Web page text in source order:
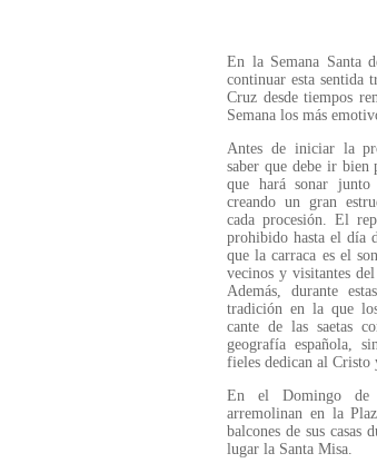
En la Semana Santa
continuar esta sentida
Cruz desde tiempos
Semana los más
Antes de iniciar la
saber que debe ir bien
que hará sonar
creando un gran
cada procesión. El
prohibido hasta el día
que la carraca es el
vecinos y visitantes
Además, durante
tradición en la que
cante de las saetas
geografía española,
fieles dedican al Cristo
En el Domingo de
arremolinan en la
balcones de sus casas
lugar la Santa Misa.